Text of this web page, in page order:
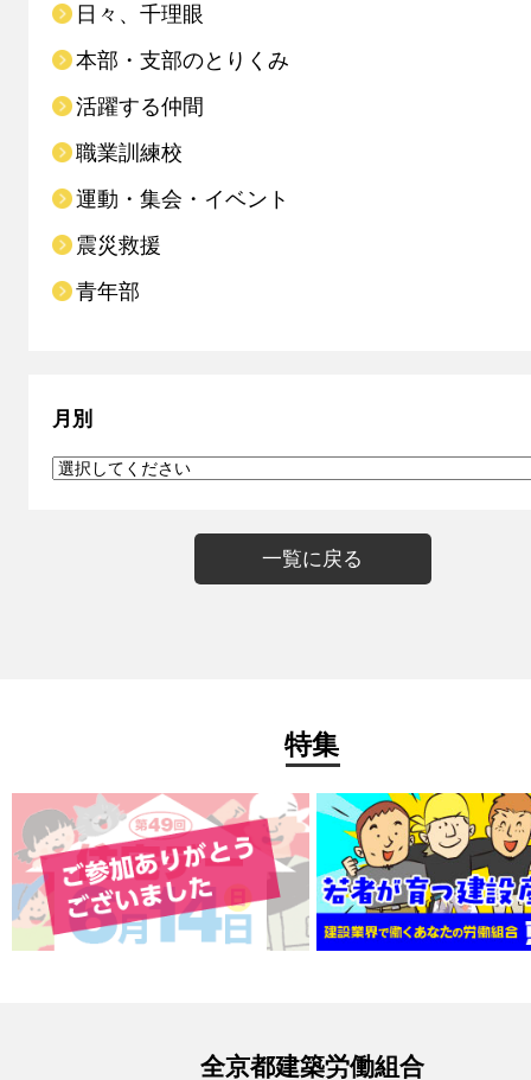
日々、千理眼
本部・支部のとりくみ
活躍する仲間
職業訓練校
運動・集会・イベント
震災救援
青年部
月別
一覧に戻る
特集
全京都建築労働組合